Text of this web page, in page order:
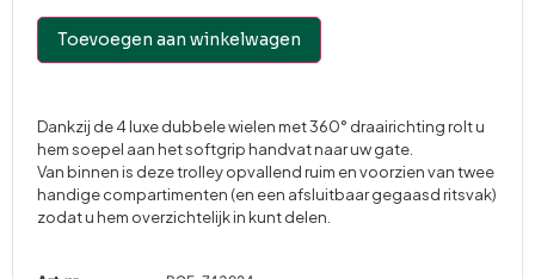
Toevoegen aan winkelwagen
Dankzij de 4 luxe dubbele wielen met 360° draairichting rolt u
hem soepel aan het softgrip handvat naar uw gate.
Van binnen is deze trolley opvallend ruim en voorzien van twee
handige compartimenten (en een afsluitbaar gegaasd ritsvak)
zodat u hem overzichtelijk in kunt delen.